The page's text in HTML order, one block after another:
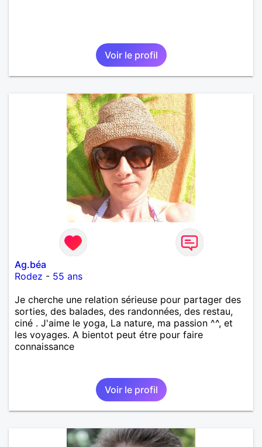
Voir le profil
Ag.béa
Rodez - 55 ans
Je cherche une relation sérieuse pour partager des
sorties, des balades, des randonnées, des restau,
ciné . J'aime le yoga, La nature, ma passion ^^, et
les voyages. A bientot peut étre pour faire
connaissance
Voir le profil